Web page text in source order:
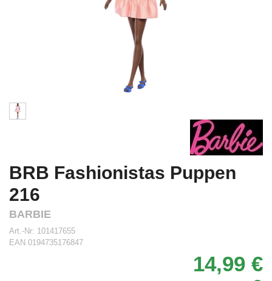
BRB Fashionistas Puppen
216
BARBIE
Art.-Nr: 101417655
EAN 0194735176847
14,99 €